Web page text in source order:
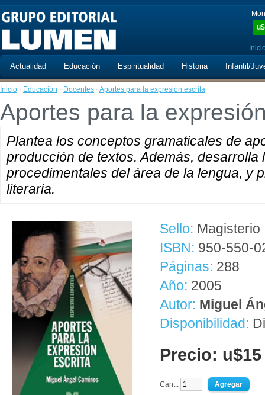
u$
Actualidad Educación Espiritualidad Historia Infantil/
Inicio · Educación · Docentes · Aportes para la expresión escrita
Aportes para la
Plantea los conceptos gramaticales de
producción de textos. Además, desarrolla
procedimentales del área de la lengua, y
literaria.
Sello: Magisterio
ISBN: 950-550-
Páginas: 288
Año: 2005
Autor: Miguel
Disponibilidad:
Precio: u$15
Cant.: